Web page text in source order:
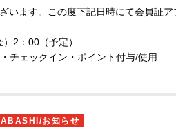
います。 この度下記日時にて会員証ア
2：00（予定）
・チェックイン ・ポイント付与/使用
お知らせ